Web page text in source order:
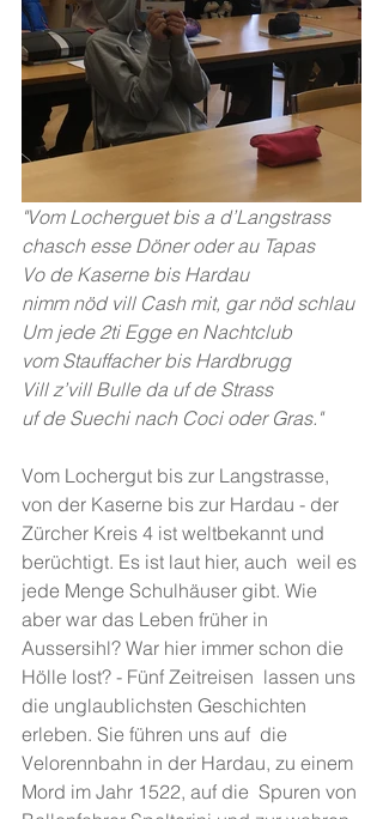
"Vom Locherguet bis a d’Langstrass
chasch esse Döner oder au Tapas
Vo de Kaserne bis Hardau
nimm nöd vill Cash mit, gar nöd schlau
Um jede 2ti Egge en Nachtclub
vom Stauffacher bis Hardbrugg
Vill z’vill Bulle da uf de Strass
uf de Suechi nach Coci oder Gras."
Vom Lochergut bis zur Langstrasse,
von der Kaserne bis zur Hardau - der
Zürcher Kreis 4 ist weltbekannt und
berüchtigt. Es ist laut hier, auch  weil es
jede Menge Schulhäuser gibt. Wie
aber war das Leben früher in
Aussersihl? War hier immer schon die
Hölle lost? - Fünf Zeitreisen  lassen uns
die unglaublichsten Geschichten
erleben. Sie führen uns auf  die
Velorennbahn in der Hardau, zu einem
Mord im Jahr 1522, auf die  Spuren von